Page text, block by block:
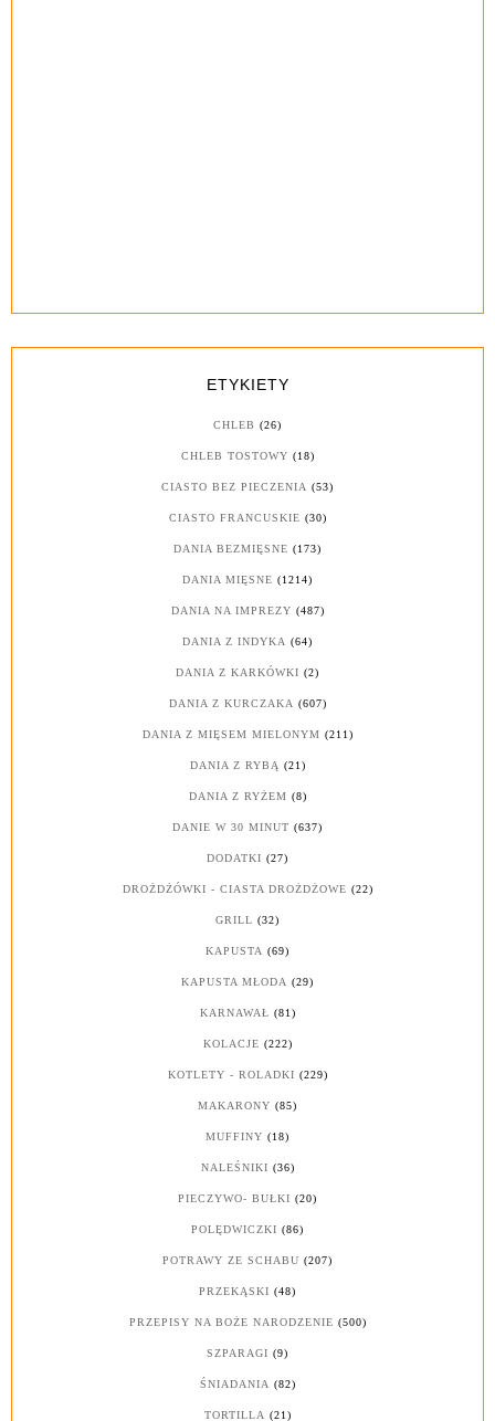
ETYKIETY
CHLEB (26)
CHLEB TOSTOWY (18)
CIASTO BEZ PIECZENIA (53)
CIASTO FRANCUSKIE (30)
DANIA BEZMIĘSNE (173)
DANIA MIĘSNE (1214)
DANIA NA IMPREZY (487)
DANIA Z INDYKA (64)
DANIA Z KARKÓWKI (2)
DANIA Z KURCZAKA (607)
DANIA Z MIĘSEM MIELONYM (211)
DANIA Z RYBĄ (21)
DANIA Z RYŻEM (8)
DANIE W 30 MINUT (637)
DODATKI (27)
DROŻDŻÓWKI - CIASTA DROŻDŻOWE (22)
GRILL (32)
KAPUSTA (69)
KAPUSTA MŁODA (29)
KARNAWAŁ (81)
KOLACJE (222)
KOTLETY - ROLADKI (229)
MAKARONY (85)
MUFFINY (18)
NALEŚNIKI (36)
PIECZYWO- BUŁKI (20)
POLĘDWICZKI (86)
POTRAWY ZE SCHABU (207)
PRZEKĄSKI (48)
PRZEPISY NA BOŻE NARODZENIE (500)
SZPARAGI (9)
ŚNIADANIA (82)
TORTILLA (21)